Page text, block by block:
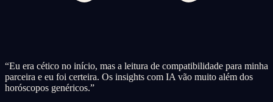
“Eu era cético no início, mas a leitura de compatibilidade para minha
parceira e eu foi certeira. Os insights com IA vão muito além dos
horóscopos genéricos.”